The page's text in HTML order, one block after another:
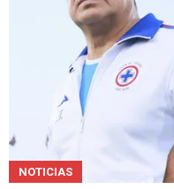
NOTICIAS